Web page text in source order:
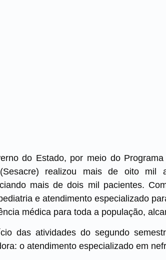
do Estado, por meio do
realizou mais de oito mil
mais de dois mil pacientes.
e atendimento especializado
médica para toda a população,
das atividades do segundo
o atendimento especializado em